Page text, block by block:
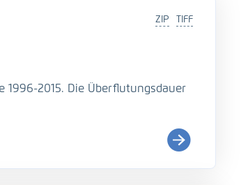
TIFF
ZIP
1996-2015. Die Überflutungsdauer
de/index.php/Tidekennwer